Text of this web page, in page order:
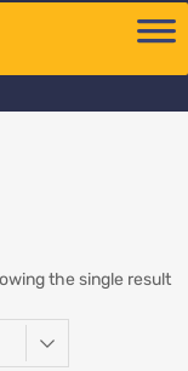
the single result